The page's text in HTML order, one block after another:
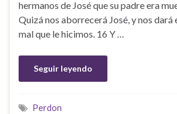
hermanos de José que su padre era
Quizá nos aborrecerá José, y nos dará
mal que le hicimos. 16 Y …
Seguir leyendo
Perdon